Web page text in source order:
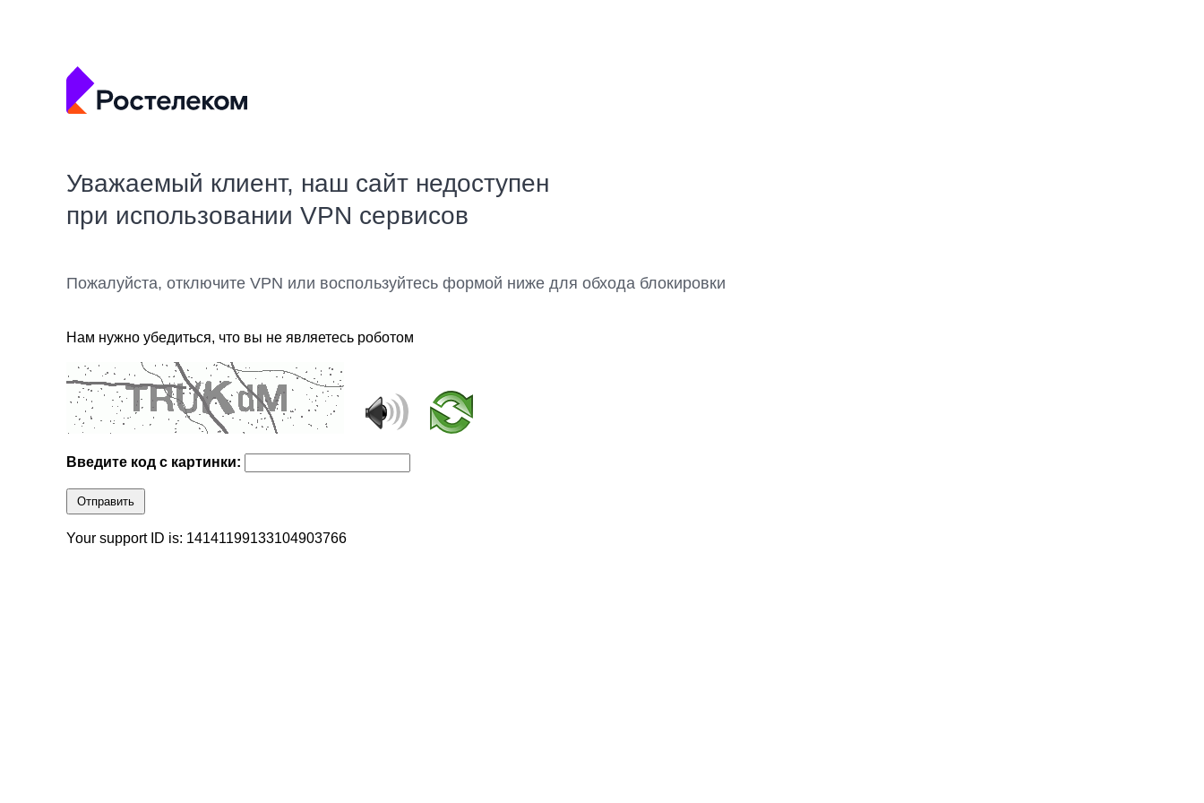
Уважаемый клиент, наш сайт недоступен
при использовании VPN сервисов
Пожалуйста, отключите VPN или воспользуйтесь формой ниже для обхода блокировки
Нам нужно убедиться, что вы не являетесь роботом
Введите код с картинки:
Отправить
Your support ID is: 14141199133104903766